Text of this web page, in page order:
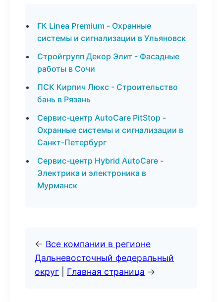
ГК Linea Premium - Охранные
системы и сигнализации в Ульяновск
Стройгрупп Декор Элит - Фасадные
работы в Сочи
ПСК Кирпич Люкс - Строительство
бань в Рязань
Сервис-центр AutoCare PitStop -
Охранные системы и сигнализации в
Санкт-Петербург
Сервис-центр Hybrid AutoCare -
Электрика и электроника в
Мурманск
← Все компании в регионе
Дальневосточный федеральный
округ
Главная страница →